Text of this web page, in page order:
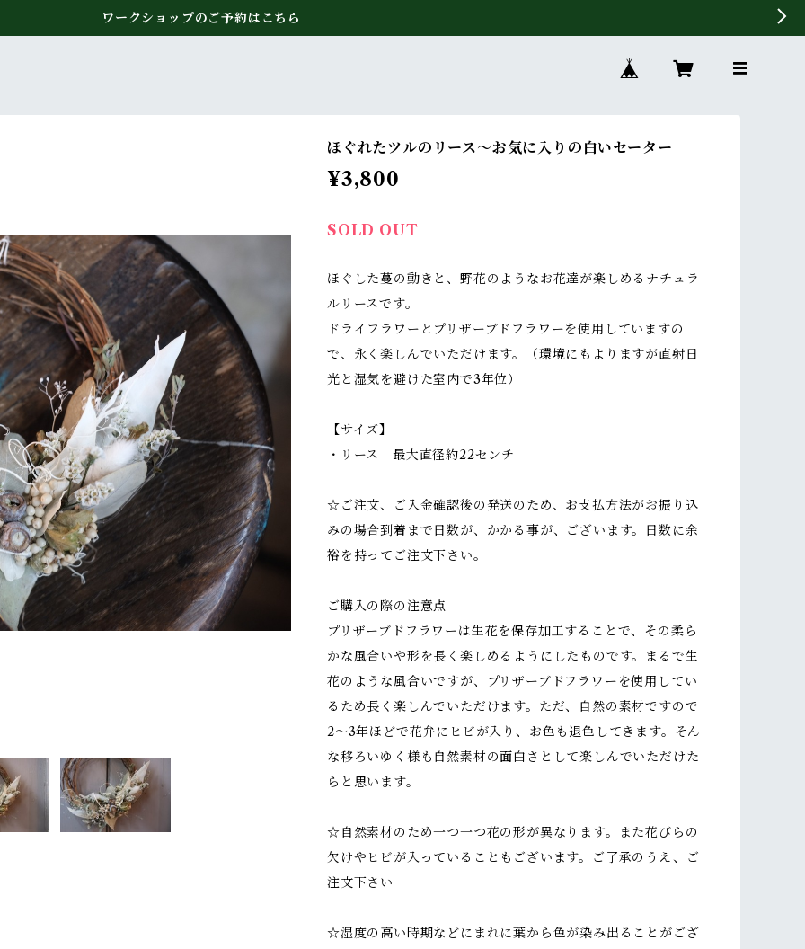
ワークショップのご予約はこちら
ほぐれたツルのリース〜お気に入りの白いセーター
¥3,800
SOLD OUT
ほぐした蔓の動きと、野花のようなお花達が楽しめるナチュラ
ルリースです。
ドライフラワーとプリザーブドフラワーを使用していますの
で、永く楽しんでいただけます。（環境にもよりますが直射日
光と湿気を避けた室内で3年位）
【サイズ】
・リース 最大直径約22センチ
☆ご注文、ご入金確認後の発送のため、お支払方法がお振り込
みの場合到着まで日数が、かかる事が、ございます。日数に余
裕を持ってご注文下さい。
ご購入の際の注意点
プリザーブドフラワーは生花を保存加工することで、その柔ら
かな風合いや形を長く楽しめるようにしたものです。まるで生
花のような風合いですが、プリザーブドフラワーを使用してい
るため長く楽しんでいただけます。ただ、自然の素材ですので
2～3年ほどで花弁にヒビが入り、お色も退色してきます。そん
な移ろいゆく様も自然素材の面白さとして楽しんでいただけた
らと思います。
☆自然素材のため一つ一つ花の形が異なります。また花びらの
欠けやヒビが入っていることもございます。ご了承のうえ、ご
注文下さい
☆湿度の高い時期などにまれに葉から色が染み出ることがござ